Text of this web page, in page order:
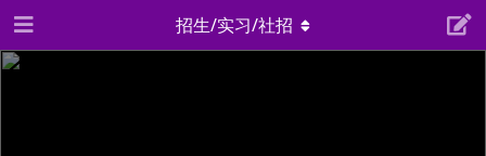
招生/实习/社招